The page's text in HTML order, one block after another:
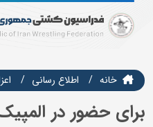
خانه اطلاع رسانی
برای حضور در المپیک